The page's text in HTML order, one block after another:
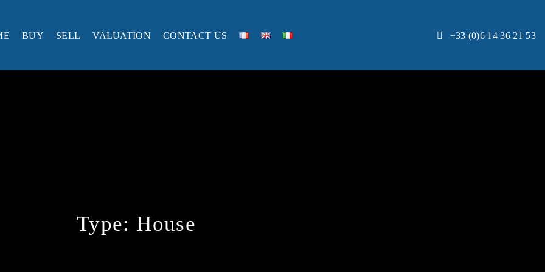
BUY SELL VALUATION CONTACT US +33 (0)6 14 36 21 53
Type: House